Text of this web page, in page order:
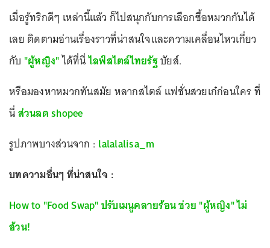
เมื่อรู้ทริกดีๆ เหล่านี้แล้ว ก็ไปสนุกกับการเลือกซื้อหมวกกันได้
เลย ติดตามอ่านเรื่องราวที่น่าสนใจและความเคลื่อนไหวเกี่ยว
กับ "ผู้หญิง"ได้ที่นี่ไลฟ์สไตล์ไทยรัฐบัยส์.
หรือมองหาหมวกทันสมัย หลากสไตล์ แฟชั่นสวยเก๋ก่อนใคร ที่
นี่ส่วนลด shopee
รูปภาพบางส่วนจาก : lalalalisa_m
บทความอื่นๆ ที่น่าสนใจ :
How to "Food Swap" ปรับเมนูคลายร้อน ช่วย "ผู้หญิง" ไม่
อ้วน!